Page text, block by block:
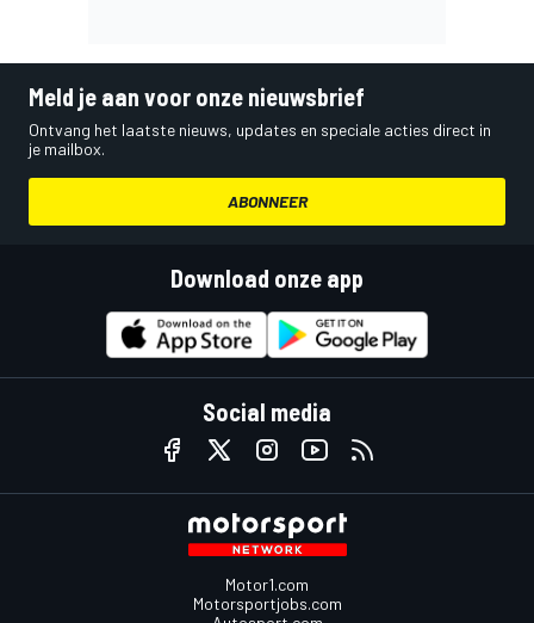
Meld je aan voor onze nieuwsbrief
Ontvang het laatste nieuws, updates en speciale acties direct in
je mailbox.
ABONNEER
Download onze app
Social media
Motor1.com
Motorsportjobs.com